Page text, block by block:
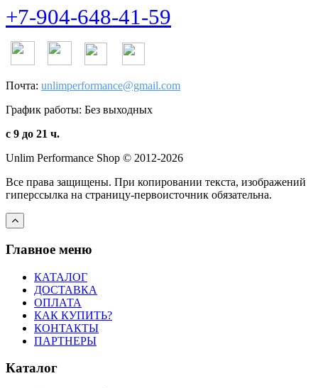
+7-904-648-41-59
Почта: unlimperformance@gmail.com
График работы: Без выходных
с 9 до 21 ч.
Unlim Performance Shop © 2012-2026
Все права защищены. При копировании текста, изображений
гиперссылка на страницу-первоисточник обязательна.
Главное меню
КАТАЛОГ
ДОСТАВКА
ОПЛАТА
КАК КУПИТЬ?
КОНТАКТЫ
ПАРТНЕРЫ
Каталог